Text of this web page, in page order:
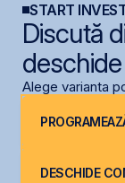
START
Discută
Alege varianta
DESCHIDE